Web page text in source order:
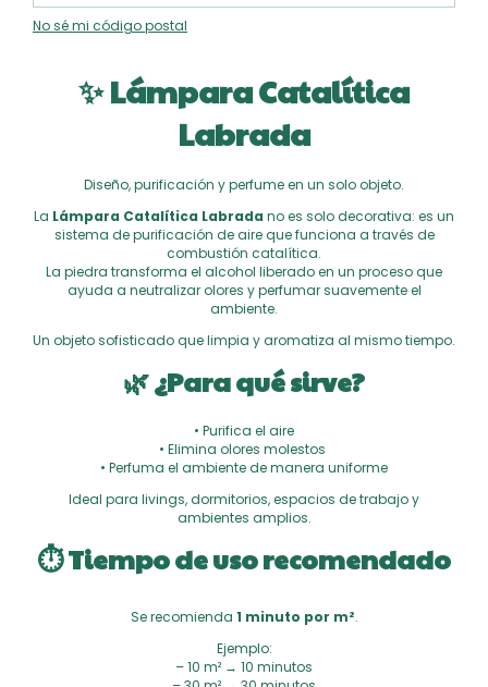
No sé mi código postal
✨ Lámpara Catalítica
Labrada
Diseño, purificación y perfume en un solo objeto.
La Lámpara Catalítica Labrada no es solo decorativa: es un
sistema de purificación de aire que funciona a través de
combustión catalítica.
La piedra transforma el alcohol liberado en un proceso que
ayuda a neutralizar olores y perfumar suavemente el
ambiente.
Un objeto sofisticado que limpia y aromatiza al mismo tiempo.
🌿 ¿Para qué sirve?
• Purifica el aire
• Elimina olores molestos
• Perfuma el ambiente de manera uniforme
Ideal para livings, dormitorios, espacios de trabajo y
ambientes amplios.
⏱ Tiempo de uso recomendado
Se recomienda 1 minuto por m².
Ejemplo:
– 10 m² → 10 minutos